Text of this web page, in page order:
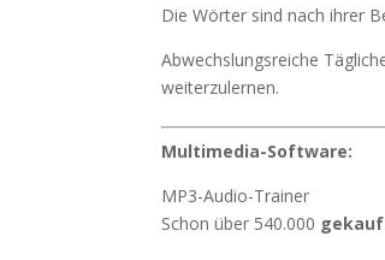
Die Wörter sind nach ihrer
Abwechslungsreiche
weiterzulernen.
Multimedia-Software:
MP3-Audio-Trainer
Schon über 540.000